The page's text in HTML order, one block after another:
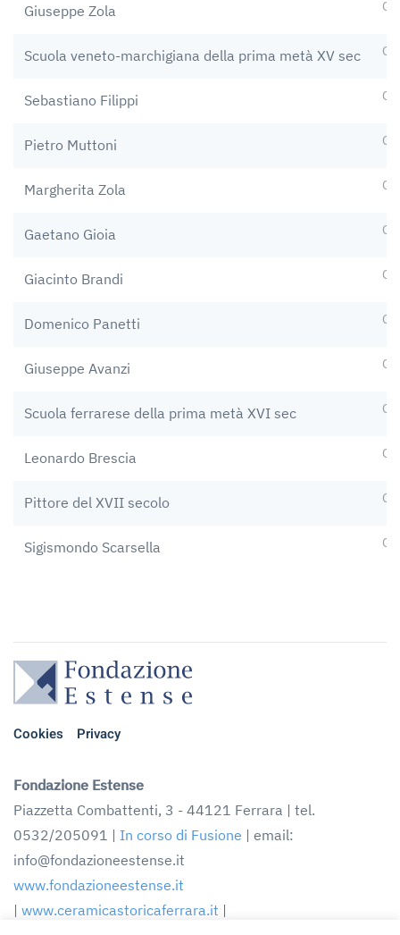
Giuseppe Zola
Scuola veneto-marchigiana della prima metà XV sec
Sebastiano Filippi
Pietro Muttoni
Margherita Zola
Gaetano Gioia
Giacinto Brandi
Domenico Panetti
Giuseppe Avanzi
Scuola ferrarese della prima metà XVI sec
Leonardo Brescia
Pittore del XVII secolo
Sigismondo Scarsella
Cookies Privacy
Fondazione Estense
Piazzetta Combattenti, 3 - 44121 Ferrara | tel.
0532/205091 | In corso di Fusione | email:
info@fondazioneestense.it
www.fondazioneestense.it
| www.ceramicastoricaferrara.it |